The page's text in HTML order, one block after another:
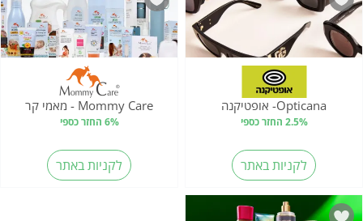
Opticana- אופטיקנה
2.5% החזר כספי
לקניות באתר
Mommy Care - מאמי קר
6% החזר כספי
לקניות באתר